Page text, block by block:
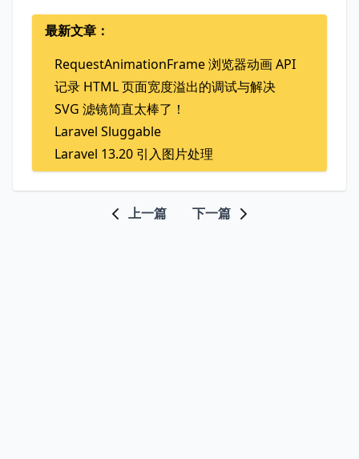
最新文章：
RequestAnimationFrame 浏览器动画 API
记录 HTML 页面宽度溢出的调试与解决
SVG 滤镜简直太棒了！
Laravel Sluggable
Laravel 13.20 引入图片处理
上一篇 下一篇